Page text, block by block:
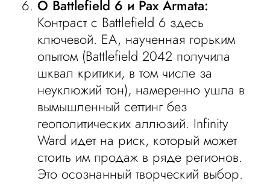
О Battlefield 6 и Pax Armata:
Контраст с Battlefield 6 здесь
ключевой. EA, наученная горьким
опытом (Battlefield 2042 получила
шквал критики, в том числе за
неуклюжий тон), намеренно ушла в
вымышленный сеттинг без
геополитических аллюзий. Infinity
Ward идет на риск, который может
стоить им продаж в ряде регионов.
Это осознанный творческий выбор.